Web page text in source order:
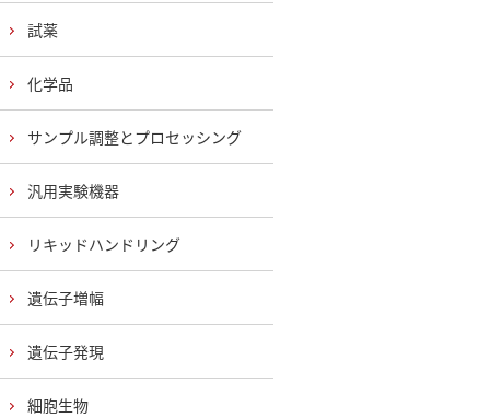
試薬
化学品
サンプル調整とプロセッシング
汎用実験機器
リキッドハンドリング
遺伝子増幅
遺伝子発現
細胞生物